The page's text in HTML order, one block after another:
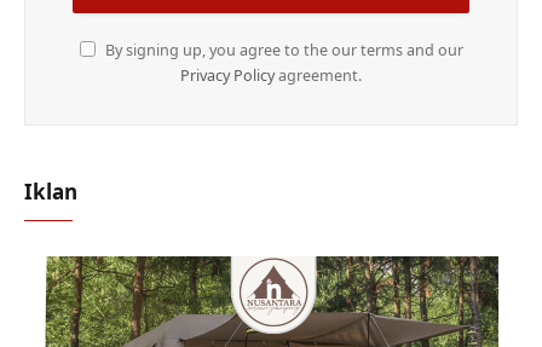
By signing up, you agree to the our terms and our
Privacy Policyagreement.
Iklan